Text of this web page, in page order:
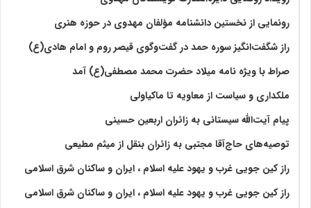
رونمایی از نخستین دانشنامه مؤلفان مهدوی در حوزه هنری
راز شگفت‌انگیز سوره حمد در گفت‌وگوی قیصر روم و امام هادی(ع)
صراط با ویژه نامه میلاد حضرت محمد مصطفی(ع) آمد
ملکداری و سیاست از معاویه تا ماکیاولی
پیام آیت‌الله سیستانی به زائران اربعین حسینی
توصیه‌های حاج‌آقا مجتبی به زائران بنقل از میثم مطیعی
راز کین جویی غرب و یهود علیه اسلام ، ایران و ساکنان شرق اسلامی
راز کین جویی غرب و یهود علیه اسلام ، ایران و ساکنان شرق اسلامی